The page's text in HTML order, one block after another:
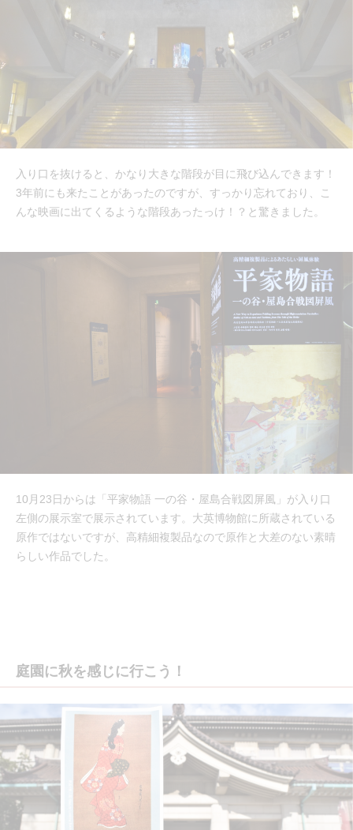
入り口を抜けると、かなり大きな階段が目に飛び込んできます！
3年前にも来たことがあったのですが、すっかり忘れており、こ
んな映画に出てくるような階段あったっけ！？と驚きました。
10月23日からは「平家物語 一の谷・屋島合戦図屏風」が入り口
左側の展示室で展示されています。大英博物館に所蔵されている
原作ではないですが、高精細複製品なので原作と大差のない素晴
らしい作品でした。
庭園に秋を感じに行こう！